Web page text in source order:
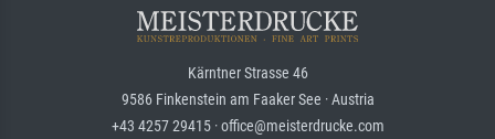
Kärntner Strasse 46
9586 Finkenstein am Faaker See · Austria
+43 4257 29415 · office@meisterdrucke.com